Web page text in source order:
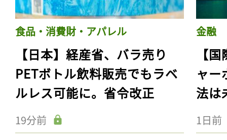
食品・消費財・アパレル
【日本】経産省、バラ売り
PETボトル飲料販売でもラベ
ルレス可能に。省令改正
19分前
金融
【
ャー
法は
1日前